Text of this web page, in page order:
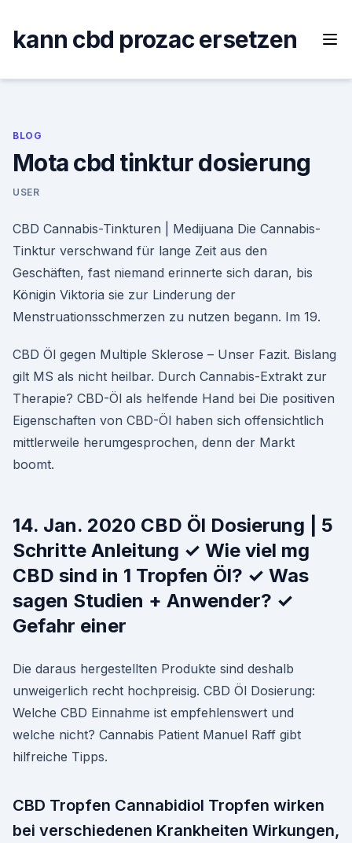
content
kann cbd prozac ersetzen
BLOG
Mota cbd tinktur dosierung
USER
CBD Cannabis-Tinkturen | Medijuana Die Cannabis-
Tinktur verschwand für lange Zeit aus den
Geschäften, fast niemand erinnerte sich daran, bis
Königin Viktoria sie zur Linderung der
Menstruationsschmerzen zu nutzen begann. Im 19.
CBD Öl gegen Multiple Sklerose – Unser Fazit. Bislang
gilt MS als nicht heilbar. Durch Cannabis-Extrakt zur
Therapie? CBD-Öl als helfende Hand bei Die positiven
Eigenschaften von CBD-Öl haben sich offensichtlich
mittlerweile herumgesprochen, denn der Markt
boomt.
14. Jan. 2020 CBD Öl Dosierung | 5
Schritte Anleitung ✓ Wie viel mg
CBD sind in 1 Tropfen Öl? ✓ Was
sagen Studien + Anwender? ✓
Gefahr einer
Die daraus hergestellten Produkte sind deshalb
unweigerlich recht hochpreisig. CBD Öl Dosierung:
Welche CBD Einnahme ist empfehlenswert und
welche nicht? Cannabis Patient Manuel Raff gibt
hilfreiche Tipps.
CBD Tropfen Cannabidiol Tropfen wirken
bei verschiedenen Krankheiten Wirkungen,